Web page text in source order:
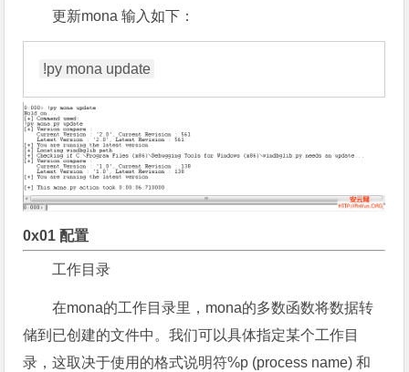
更新mona 输入如下：
0x01 配置
工作目录
在mona的工作目录里，mona的多数函数将数据转
储到已创建的文件中。我们可以具体指定某个工作目
录，这取决于使用的格式说明符%p (process name) 和